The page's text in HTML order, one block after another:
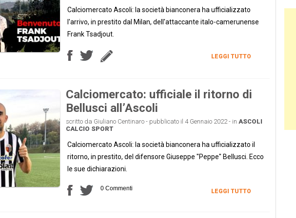
Calciomercato Ascoli: la società bianconera ha ufficializzato
l'arrivo, in prestito dal Milan, dell'attaccante italo-camerunense
Frank Tsadjout.
LEGGI TUTTO
Calciomercato: ufficiale il ritorno di
Bellusci all’Ascoli
scritto da Giuliano Centinaro - pubblicato il 4 Gennaio 2022 - in ASCOLI
CALCIO SPORT
Calciomercato Ascoli: la società bianconera ha ufficializzato il
ritorno, in prestito, del difensore Giuseppe "Peppe" Bellusci. Ecco
le sue dichiarazioni.
0 Commenti LEGGI TUTTO